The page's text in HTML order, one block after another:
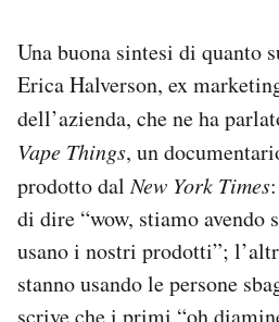
Una buona sintesi di quanto
Erica Halverson, ex
dell’azienda, che ne ha
Vape Things, un
prodotto dalNew York Times
di dire “wow, stiamo avendo
usano i nostri prodotti”;
stanno usando le persone
scrive che i primi “oh